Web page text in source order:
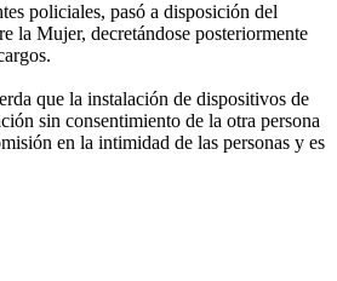
policiales, pasó a disposición del
la Mujer, decretándose posteriormente
que la instalación de dispositivos de
sin consentimiento de la otra persona
en la intimidad de las personas y es